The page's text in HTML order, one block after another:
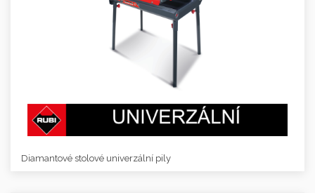
Diamantové stolové univerzální pily